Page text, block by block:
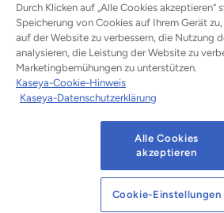
© 2026 Kaseya. Alle Rechte
Deutsch
Erklärung zur Bekämpfung
Datenschutzerklärung
Durch Klicken auf „Alle Cookies akzeptieren“
Speicherung von Cookies auf Ihrem Gerät
auf der Website zu verbessern, die Nutzung
analysieren, die Leistung der Website zu
Marketingbemühungen zu unterstützen.
Kaseya-Cookie-Hinweis
Kaseya-Datenschutzerklärung
Alle Cookies
akzeptieren
Cookie-Einstellungen